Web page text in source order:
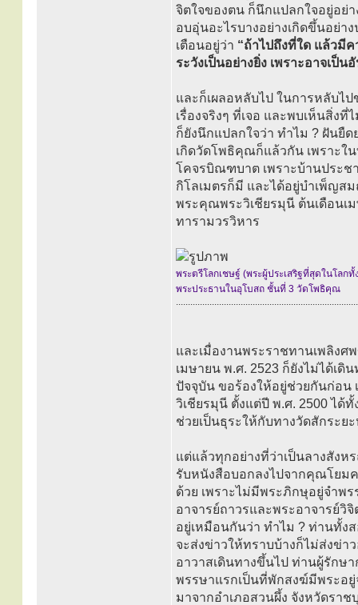
จิตใจของตน ก็นึกแปลกใจอยู่อย่
อบอุ่นอะไรบางอย่างเกิดขึ้นอย่า
เตือนอยู่ว่า “ถ้าไปถึงที่ใด แล้วมี
ระวังเป็นอย่างยิ่ง เพราะอาจเป็
และก็เผลอหลับไป ในการหลับไป
เรื่องจริงๆ ที่เจอ และพบเห็นสิ่ง
ก็ยังนึกแปลกใจว่า ทำไม ? ฝันยืด
เกิดวัดโพธิคุณก็แล้วกัน เพราะใ
โคจรบิณฑบาต เพราะบ้านประช
กิโลเมตรก็มี และได้อยู่บำเพ็ญส
พระคุณพระวิเชียรมุนี ต้นเดือนเ
ทารามวรวิหาร
พระตรีโลกเชษฐ์ (พระผู้ประเสริฐที่สุดในโลกทั้
พระประธานในอุโบสถ ชั้นที่ 3 วัดโพธิคุณ
............................................................................
และเมื่องานพระราชทานเพลิง
เมษายน พ.ศ. 2523 ก็ยังไม่ได้เ
ปัจจุบัน ขอร้องให้อยู่ช่วยกันก่อน
วิเชียรมุนี ตั้งแต่ปี พ.ศ. 2500 ได้
ช่วยเป็นธุระให้กับทางวัดสักระย
แต่แล้วทุกอย่างที่ว่าเป็นลางสังห
รับหนังสือบอกลงไปจากคุณโย
ด้วย เพราะไม่มีพระภิกษุอยู่จำพ
อาจารย์ถาวรและพระอาจารย์วิ
อยู่เหมือนกันว่า ทำไม ? ท่านทั้ง
จะส่งข่าวให้ทราบบ้างก็ไม่ส่งข่า
อาวาสเดินทางขึ้นไป ท่านผู้รักษ
พรรษาแรกเป็นที่พักสงฆ์มีพระอ
มาจากอำเภอสวนผึ้ง จังหวัดรา